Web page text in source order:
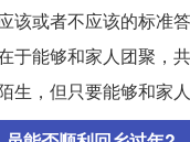
该或者不应该的标
于能够和家人团聚，
，但只要能够和家